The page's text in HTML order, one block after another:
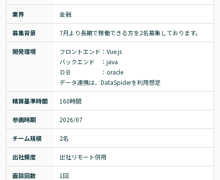
業界 金融
募集背景 7月より長期で稼働できる方を2名募集しております。
開発環境
フロントエンド：Vue.js
バックエンド　：java
ＤＢ　　　　　：oracle
データ連携は、DataSpiderを利用想定
精算基準時間 160時間
参画時期 2026/07
チーム規模 2名
出社頻度 出社リモート併用
面談回数 1回